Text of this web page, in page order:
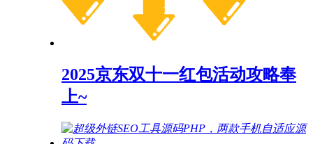
2025京东双十一红包活动攻略奉
上~